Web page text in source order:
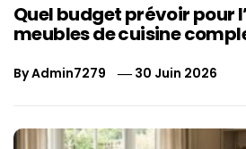
Quel budget prévoir pour
meubles de cuisine
ByAdmin7279 30 Juin 2026